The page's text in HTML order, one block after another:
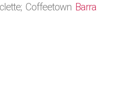
Coffeetown Barra